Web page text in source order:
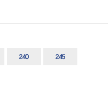
240 245